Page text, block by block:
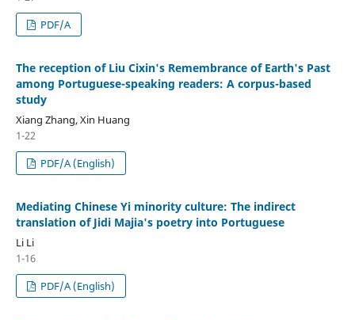
PDF/A
The reception of Liu Cixin's Remembrance of Earth's Past
among Portuguese-speaking readers: A corpus-based
study
Xiang Zhang, Xin Huang
1-22
PDF/A (English)
Mediating Chinese Yi minority culture: The indirect
translation of Jidi Majia's poetry into Portuguese
Li Li
1-16
PDF/A (English)